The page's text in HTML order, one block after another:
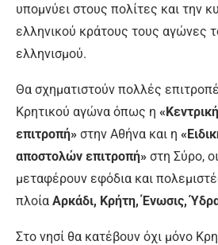
υπομνύει στους πολίτες και την
ελληνικού κράτους τους αγώνες
ελληνισμού.
Θα σχηματιστούν πολλές
Κρητικού αγώνα όπως η
επιτροπή» στην Αθήνα και η
αποστολών επιτροπή» στη Σύρο,
μεταφέρουν εφόδια και
πλοία Αρκάδι, Κρήτη, Ένωσις,
Στο νησί θα κατέβουν όχι μόνο